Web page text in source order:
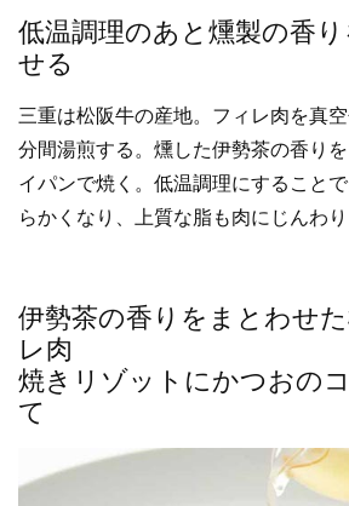
o
k
低温調理のあと燻製の香
せる
三重は松阪牛の産地。フィレ肉を真
分間湯煎する。燻した伊勢茶の香り
イパンで焼く。低温調理にすること
らかくなり、上質な脂も肉にじんわり
伊勢茶の香りをまとわせ
レ肉
焼きリゾットにかつおの
て